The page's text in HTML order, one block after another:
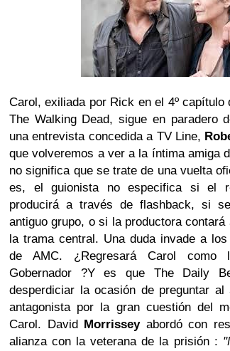
Carol, exiliada por Rick en el 4º capítulo
The Walking Dead, sigue en paradero
una entrevista concedida a TV Line,
que volveremos a ver a la íntima amiga
no significa que se trate de una vuelta
es, el guionista no especifica si el
producirá a través de flashback, si
antiguo grupo, o si la productora
la trama central. Una duda invade a
de AMC. ¿Regresará Carol como
Gobernador ?Y es que The Daily
desperdiciar la ocasión de preguntar
antagonista por la gran cuestión del
Carol. David Morrisseyabordó con
alianza con la veterana de la prisión :